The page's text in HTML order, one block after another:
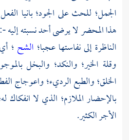
الجمل؛ للحث على الجود؛ بانيا
هذا المحضر لا يرضى أحد نسبته إليه -:
الناظرة إلى نفاستها عجبا؛ الشح ؛
وقلة الخير؛ والنكد؛ والبخل
الخلق؛ والطبع الرديء؛ واعوجاج
بالإحضار الملازم؛ الذي لا انفكاك
الأجر الكثير.